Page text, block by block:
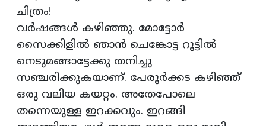
ചിത്രം!
വർഷങ്ങൾ കഴിഞ്ഞു. മോട്ടോർ
സൈക്കിളിൽ ഞാൻ ചെങ്കോട്ട റൂട്ടിൽ
നെടുമങ്ങാട്ടേക്കു തനിച്ചു
സഞ്ചരിക്കുകയാണ്. പേരൂർക്കട കഴിഞ്ഞ്
ഒരു വലിയ കയറ്റം. അതേപോലെ
തന്നെയുള്ള ഇറക്കവും. ഇറങ്ങി